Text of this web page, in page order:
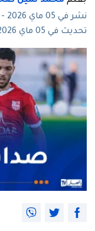
نشر في 05 ماي 2026 - 11:35
تحديث في 05 ماي 2026 - 12:46